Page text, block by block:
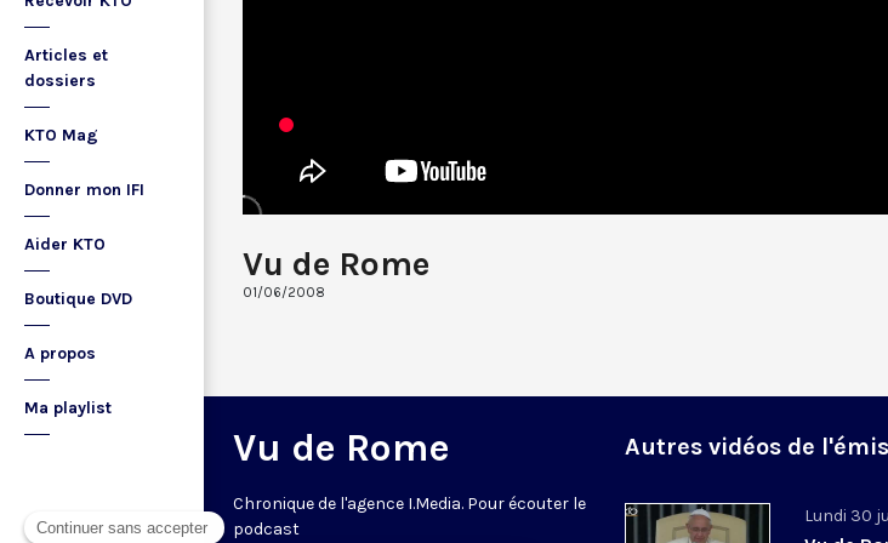
Articles et
dossiers
KTO Mag
Donner mon IFI
Aider KTO
Boutique DVD
A propos
Ma playlist
Vu de Rome
01/06/2008
Vu de Rome
Chronique de l'agence I.Media. Pour écouter le
podcast
Autres vidéos de
Lundi 30